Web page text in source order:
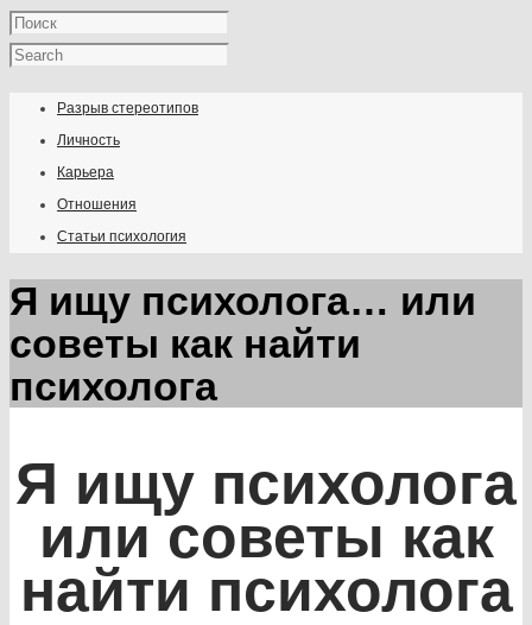
Разрыв стереотипов
Личность
Карьера
Отношения
Статьи психология
Я ищу психолога… или
советы как найти
психолога
Я ищу психолога
или советы как
найти психолога